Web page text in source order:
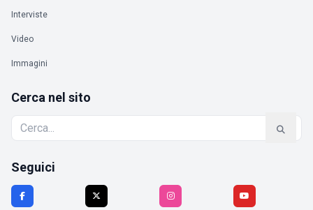
Interviste
Video
Immagini
Cerca nel sito
Seguici